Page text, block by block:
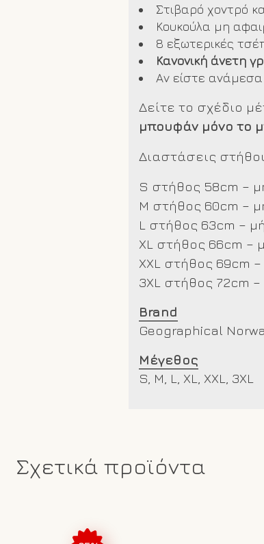
Στιβαρό χοντρό
Κουκούλα μη
8 εξωτερικές
Κανονική άνετη
Αν είστε
Δείτε το σχέδιο
μπουφάν μόνο το
Διαστάσεις
S στήθος 58cm –
M στήθος 60cm –
L στήθος 63cm –
XL στήθος 66cm –
XXL
στήθος 69cm
3XL στήθος 72cm
Brand
Geographical
Μέγεθος
S, M, L, XL, XXL, 3XL
Σχετικά προϊόντα